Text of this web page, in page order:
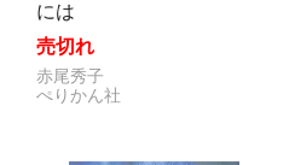
には
売切れ
赤尾秀子
ぺりかん社